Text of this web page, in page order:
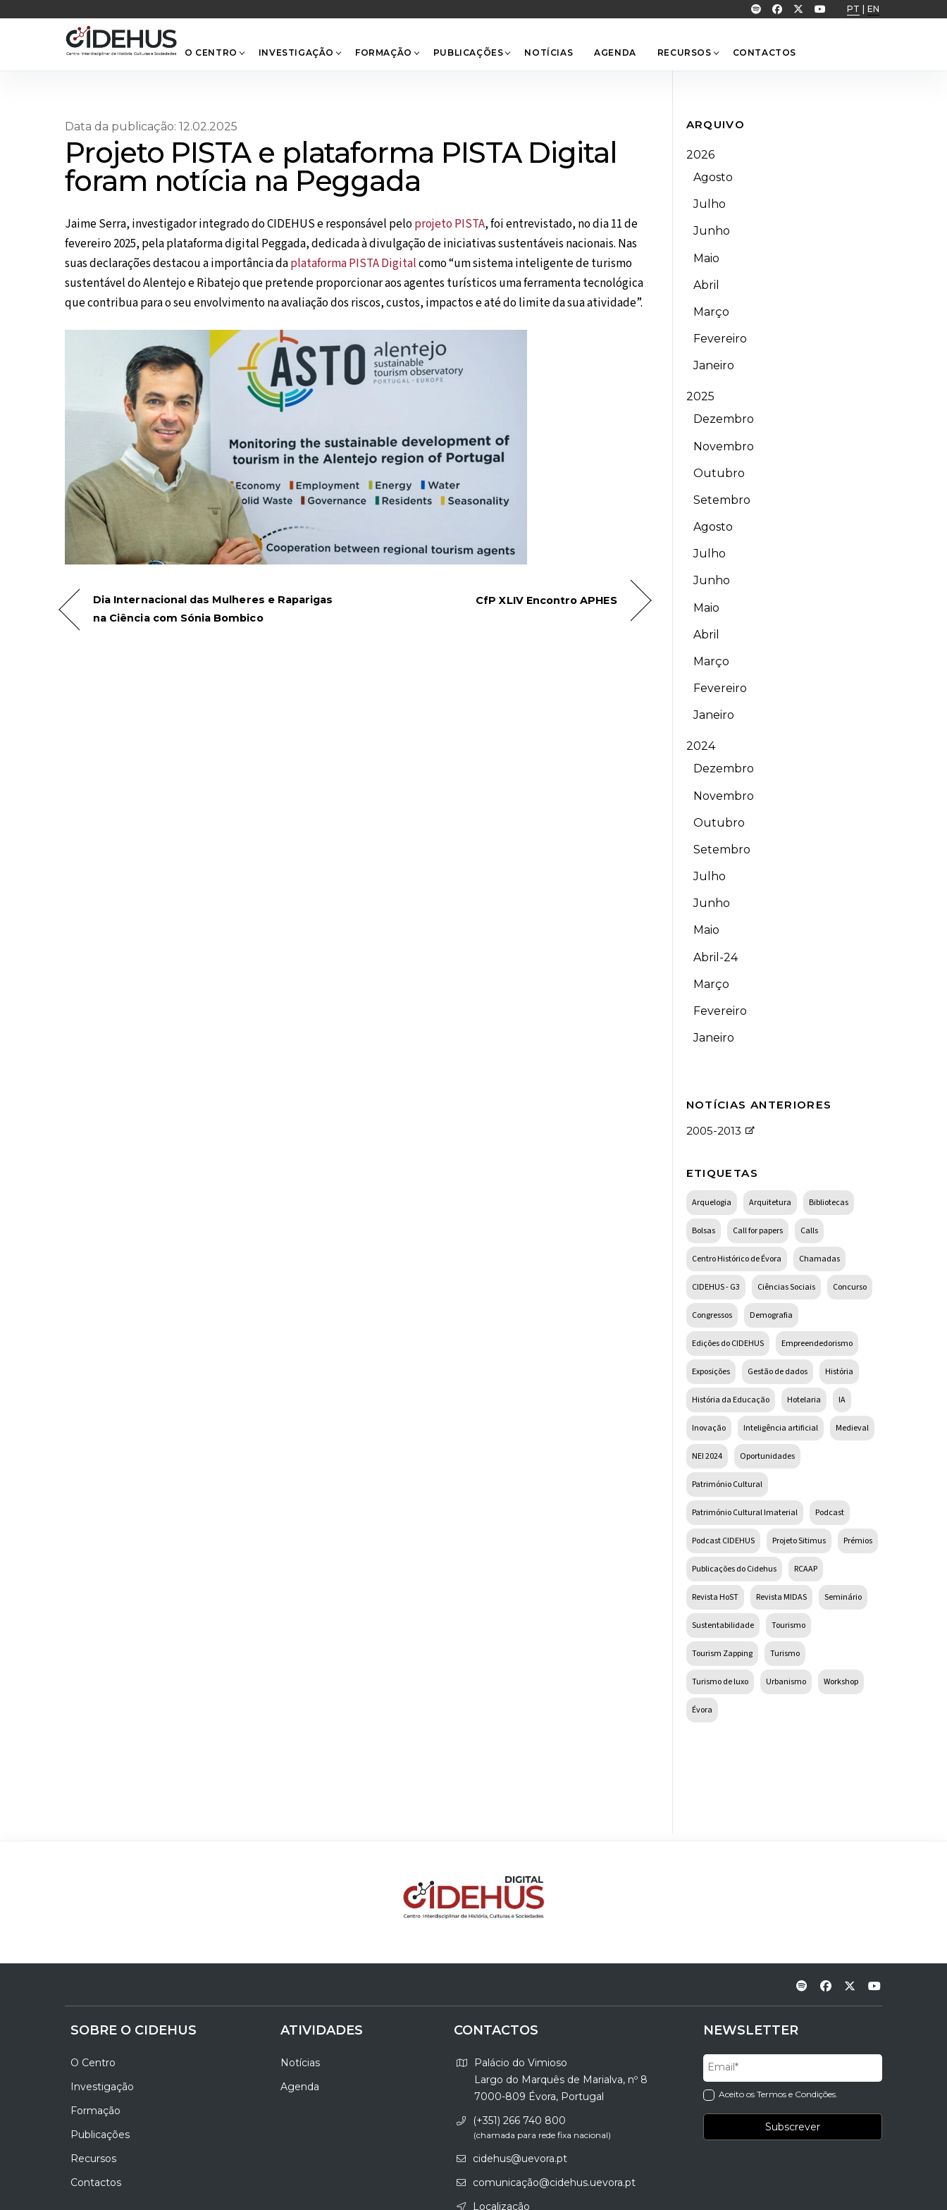
PT EN
O CENTRO INVESTIGAÇÃO FORMAÇÃO PUBLICAÇÕES NOTÍCIAS AGENDA RECURSOS CONTACTOS
Data da publicação: 12.02.2025
Projeto PISTA e plataforma PISTA Digital
foram notícia na Peggada
Jaime Serra, investigador integrado do CIDEHUS e responsável peloprojeto PISTA, foi entrevistado, no dia 11 de
fevereiro 2025, pela plataforma digital Peggada, dedicada à divulgação de iniciativas sustentáveis nacionais. Nas
suas declarações destacou a importância daplataforma PISTA Digitalcomo “um sistema inteligente de turismo
sustentável do Alentejo e Ribatejo que pretende proporcionar aos agentes turísticos uma ferramenta tecnológica
que contribua para o seu envolvimento na avaliação dos riscos, custos, impactos e até do limite da sua atividade”.
Dia Internacional das Mulheres e Raparigas
na Ciência com Sónia Bombico
CfP XLIV Encontro APHES
ARQUIVO
2026
Agosto
Julho
Junho
Maio
Abril
Março
Fevereiro
Janeiro
2025
Dezembro
Novembro
Outubro
Setembro
Agosto
Julho
Junho
Maio
Abril
Março
Fevereiro
Janeiro
2024
Dezembro
Novembro
Outubro
Setembro
Julho
Junho
Maio
Abril-24
Março
Fevereiro
Janeiro
NOTÍCIAS ANTERIORES
2005-2013
ETIQUETAS
Arquelogia Arquitetura Bibliotecas
Bolsas Call for papers Calls
Centro Histórico de Évora Chamadas
CIDEHUS - G3 Ciências Sociais Concurso
Congressos Demografia
Edições do CIDEHUS Empreendedorismo
Exposições Gestão de dados História
História da Educação Hotelaria IA
Inovação Inteligência artificial Medieval
NEI 2024 Oportunidades
Património Cultural
Património Cultural Imaterial Podcast
Podcast CIDEHUS Projeto Sitimus Prémios
Publicações do Cidehus RCAAP
Revista HoST Revista MIDAS Seminário
Sustentabilidade Tourismo
Tourism Zapping Turismo
Turismo de luxo Urbanismo Workshop
Évora
Top
SOBRE O CIDEHUS
O Centro
Investigação
Formação
Publicações
Recursos
Contactos
ATIVIDADES
Notícias
Agenda
CONTACTOS
Palácio do Vimioso
Largo do Marquês de Marialva, nº 8
7000-809 Évora, Portugal
(+351) 266 740 800
(chamada para rede fixa nacional)
cidehus@uevora.pt
comunicação@cidehus.uevora.pt
Localização
NEWSLETTER
Aceito os Termos e Condições.